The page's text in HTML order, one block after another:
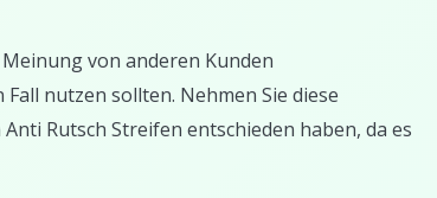
von anderen Kunden
nutzen sollten. Nehmen Sie diese
Rutsch Streifen entschieden haben, da es